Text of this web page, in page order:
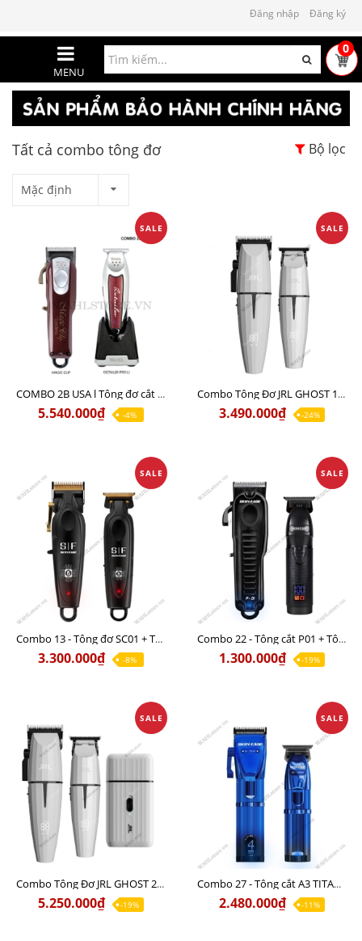
Đăng nhập Đăng ký
MENU
0
Tất cả combo tông đơ Bộ lọc
Mặc định
SALE
COMBO 2B USA l Tông đơ cắt Magic clip Red + Tông đơ viền Detailer Pro Li
5.540.000₫ -4%
SALE
Combo Tông Đơ JRL GHOST 1 Limited Edition Chính Hãng USA
3.490.000₫ -24%
SALE
Combo 13 - Tông đơ SC01 + Tông viền ST01
3.300.000₫ -8%
SALE
Combo 22 - Tông cắt P01 + Tông viền L29
1.300.000₫ -19%
SALE
Combo Tông Đơ JRL GHOST 2 Limited Edition Chính Hãng USA
5.250.000₫ -19%
SALE
Combo 27 - Tông cắt A3 TITAN + Tông viền S1
2.480.000₫ -11%